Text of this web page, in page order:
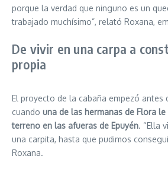
porque la verdad que ninguno es un
trabajado muchísimo”, relató Roxana,
De vivir en una carpa a
propia
El proyecto de la cabaña empezó antes
cuando una de las hermanas de Flora
terreno en las afueras de Epuyén. “Ella
una carpita, hasta que pudimos
Roxana.